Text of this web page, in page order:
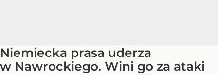
Niemiecka prasa uderza
w Nawrockiego. Wini go za ataki